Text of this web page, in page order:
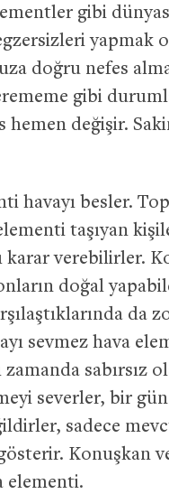
gibi
yapmak
doğru nefes
gibi
değişir.
havayı besler.
taşıyan
karar verebilirler.
doğal
da
sevmez hava
sabırsız
severler, bir
sadece
Konuşkan
elementi.